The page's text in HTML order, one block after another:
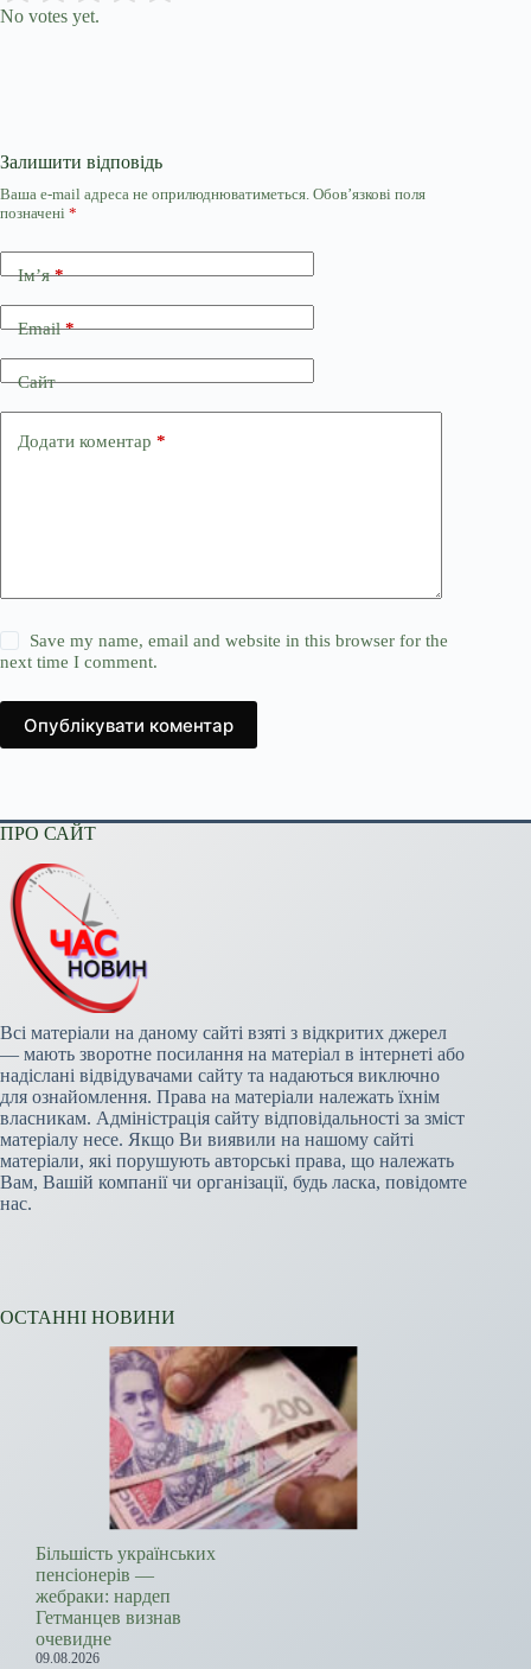
No votes yet.
Залишити відповідь
Ваша e-mail адреса не оприлюднюватиметься. Обов’язкові поля
позначені *
Ім’я*
Email*
Сайт
Додати коментар *
Save my name, email and website in this browser for the
next time I comment.
Опублікувати коментар
ПРО САЙТ
Всі матеріали на даному сайті взяті з відкритих джерел
— мають зворотне посилання на матеріал в інтернеті або
надіслані відвідувачами сайту та надаються виключно
для ознайомлення. Права на матеріали належать їхнім
власникам. Адміністрація сайту відповідальності за зміст
матеріалу несе. Якщо Ви виявили на нашому сайті
матеріали, які порушують авторські права, що належать
Вам, Вашій компанії чи організації, будь ласка, повідомте
нас.
ОСТАННІ НОВИНИ
Більшість українських
пенсіонерів —
жебраки: нардеп
Гетманцев визнав
очевидне
09.08.2026